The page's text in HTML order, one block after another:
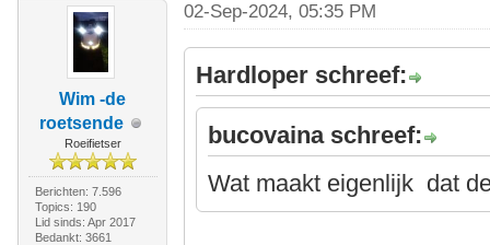
Wim -de
roetsende
Roeifietser
Berichten: 7.596
Topics: 190
Lid sinds: Apr 2017
Bedankt: 3661
02-Sep-2024, 05:35 PM
Hardloper schreef:
bucovaina schreef:
Wat maakt eigenlijk dat